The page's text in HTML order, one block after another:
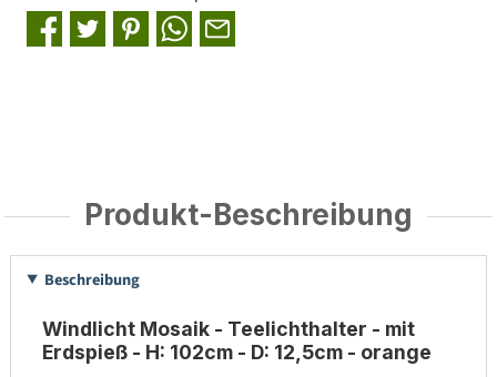
Produkt-Beschreibung
Beschreibung
Windlicht Mosaik - Teelichthalter - mit
Erdspieß - H: 102cm - D: 12,5cm - orange